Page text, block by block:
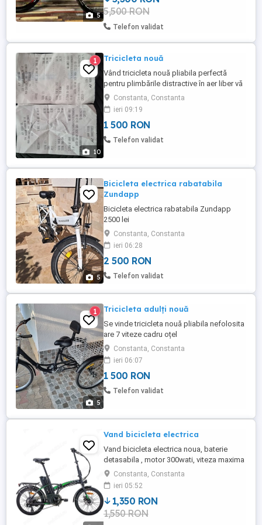
5
următoarele upgrade-uri: - Ghidon Merida
Expert Carbon - Manșoane ...
5,500 RON
Telefon validat
10
1 Tricicleta nouă
Vând tricicleta nouă pliabila perfectă
pentru plimbările distractive în aer liber vă
aștept cu oferte bune se vede pe bunuri
data când sa asamblat
Constanta, Constanta
ieri 09:19
1 500 RON
Telefon validat
5
Bicicleta electrica rabatabila
Zundapp
Bicicleta electrica rabatabila Zundapp
2500 lei
Constanta, Constanta
ieri 06:28
2 500 RON
Telefon validat
5
1 Tricicleta adulți nouă
Se vinde tricicleta nouă pliabila nefolosita
are 7 viteze cadru oțel
Constanta, Constanta
ieri 06:07
1 500 RON
Telefon validat
Vand bicicleta electrica
Vand bicicleta electrica noua, baterie
detasabila , motor 300wati, viteza maxima
25km h autonomie 40km-50km
Constanta, Constanta
ieri 05:52
1,350 RON
1,550 RON